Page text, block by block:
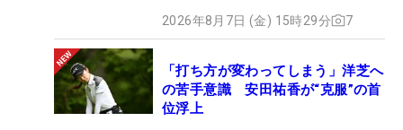
2026年8月7日 (金) 15時29分 7
「打ち方が変わってしまう」洋芝へ
の苦手意識 安田祐香が“克服”の首
位浮上